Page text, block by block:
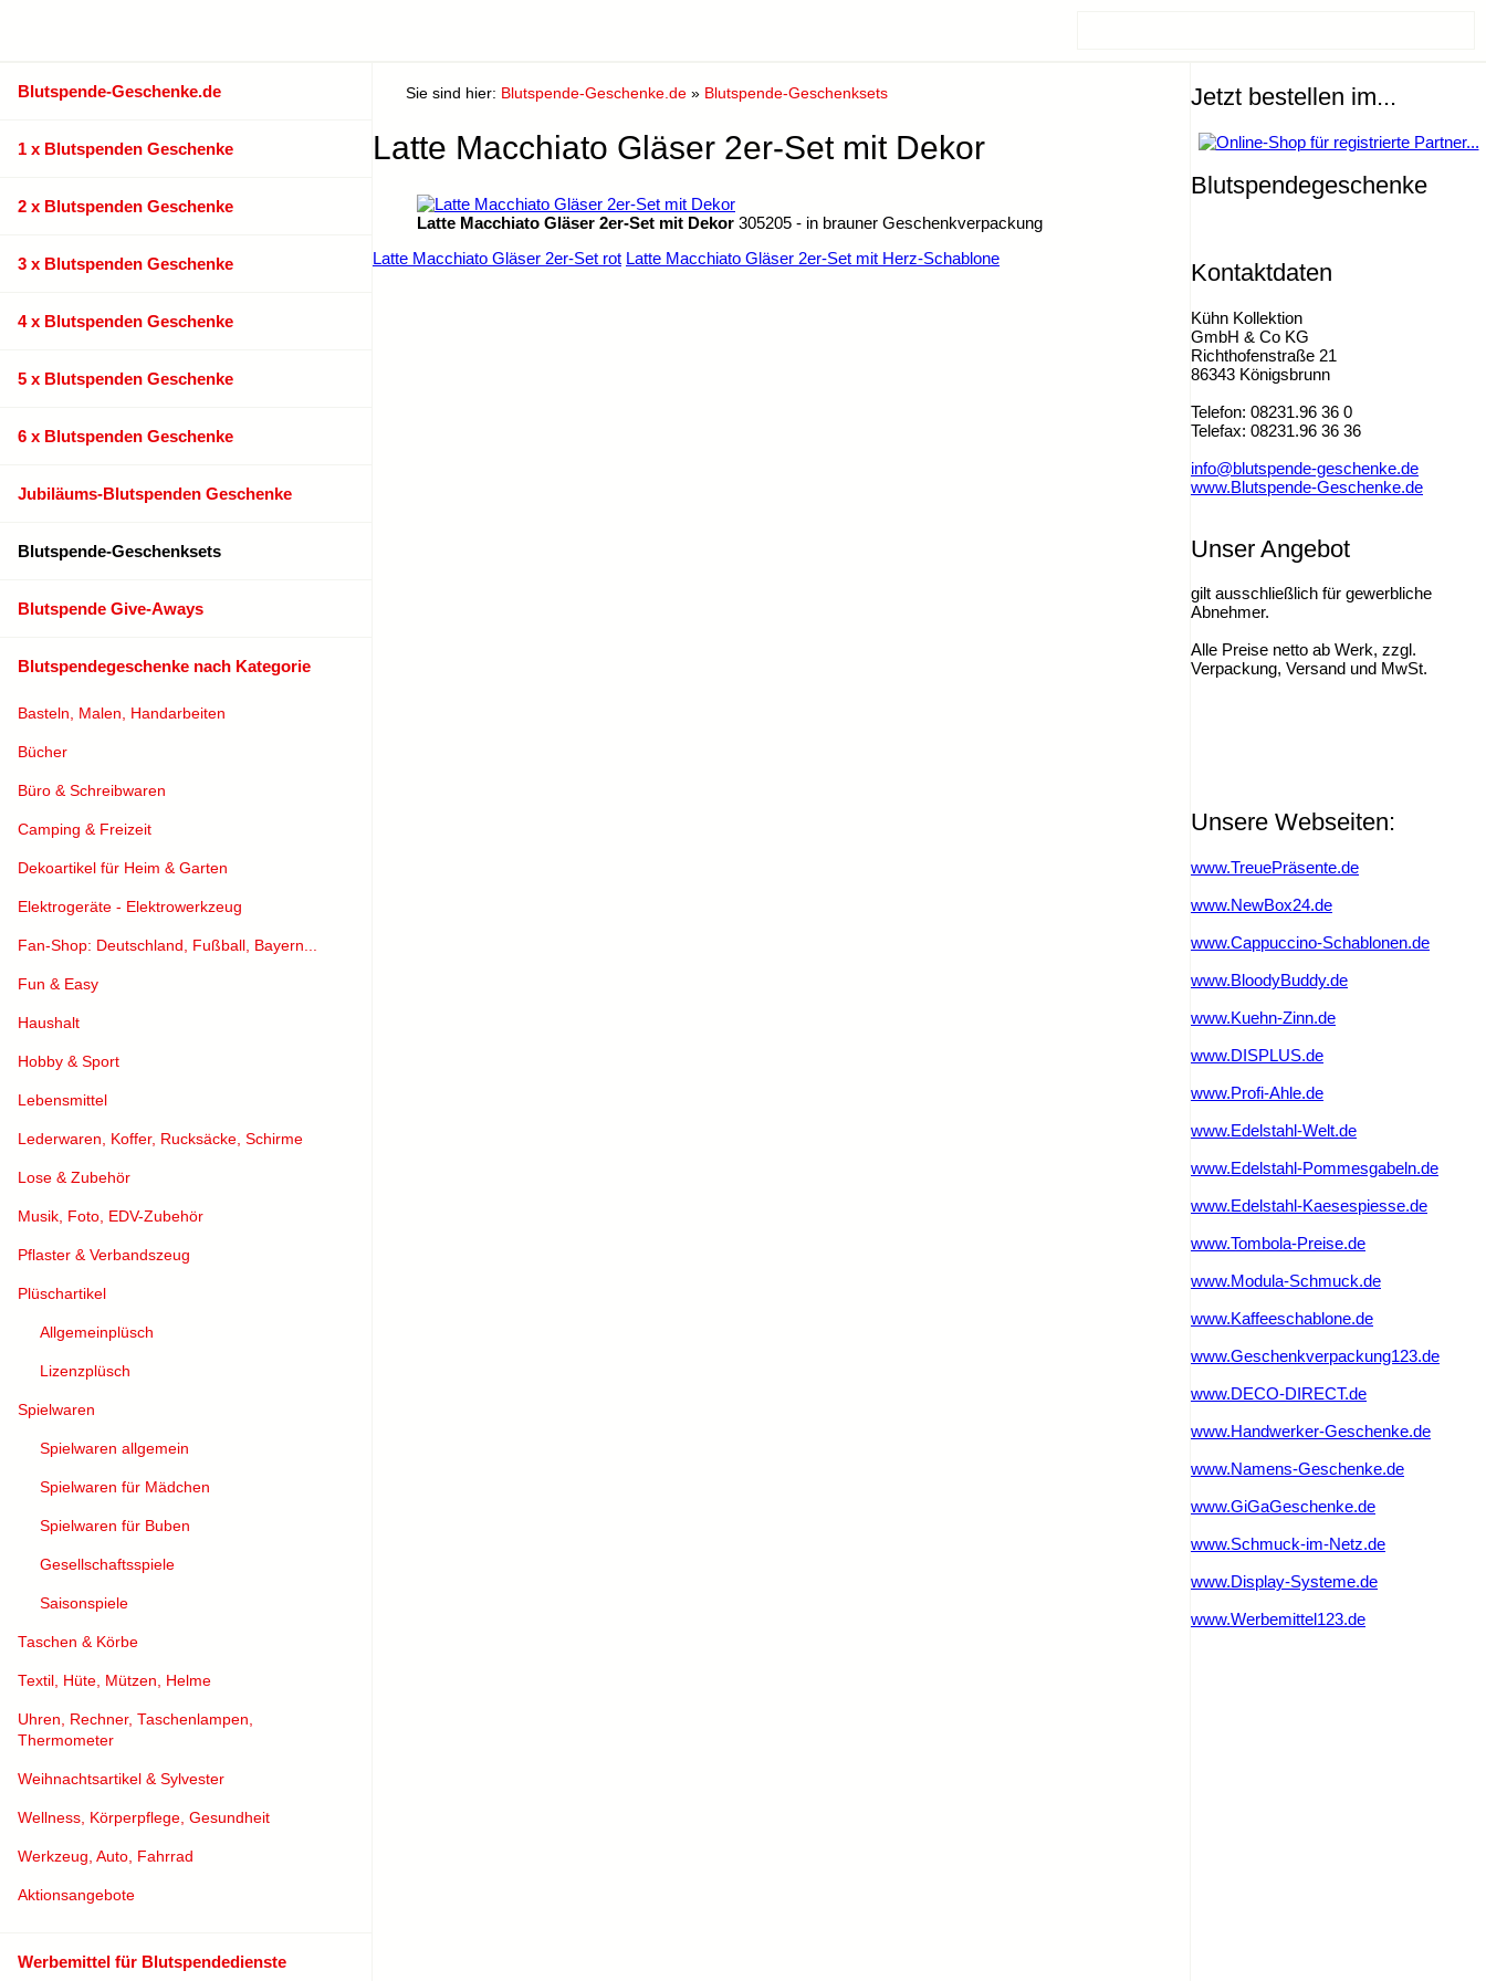
Blutspende-Geschenke.de
1 x Blutspenden Geschenke
2 x Blutspenden Geschenke
3 x Blutspenden Geschenke
4 x Blutspenden Geschenke
5 x Blutspenden Geschenke
6 x Blutspenden Geschenke
Jubiläums-Blutspenden Geschenke
Blutspende-Geschenksets
Blutspende Give-Aways
Blutspendegeschenke nach Kategorie
Basteln, Malen, Handarbeiten
Bücher
Büro & Schreibwaren
Camping & Freizeit
Dekoartikel für Heim & Garten
Elektrogeräte - Elektrowerkzeug
Fan-Shop: Deutschland, Fußball, Bayern...
Fun & Easy
Haushalt
Hobby & Sport
Lebensmittel
Lederwaren, Koffer, Rucksäcke, Schirme
Lose & Zubehör
Musik, Foto, EDV-Zubehör
Pflaster & Verbandszeug
Plüschartikel
Allgemeinplüsch
Lizenzplüsch
Spielwaren
Spielwaren allgemein
Spielwaren für Mädchen
Spielwaren für Buben
Gesellschaftsspiele
Saisonspiele
Taschen & Körbe
Textil, Hüte, Mützen, Helme
Uhren, Rechner, Taschenlampen,
Thermometer
Weihnachtsartikel & Sylvester
Wellness, Körperpflege, Gesundheit
Werkzeug, Auto, Fahrrad
Aktionsangebote
Werbemittel für Blutspendedienste
Sie sind hier: Blutspende-Geschenke.de » Blutspende-Geschenksets
Latte Macchiato Gläser 2er-Set mit Dekor
Latte Macchiato Gläser 2er-Set mit Dekor 305205 - in brauner Geschenkverpackung
Latte Macchiato Gläser 2er-Set rot Latte Macchiato Gläser 2er-Set mit Herz-Schablone
Jetzt bestellen im...
Blutspendegeschenke
Kontaktdaten
Kühn Kollektion
GmbH & Co KG
Richthofenstraße 21
86343 Königsbrunn
Telefon: 08231.96 36 0
Telefax: 08231.96 36 36
info@blutspende-geschenke.de
www.Blutspende-Geschenke.de
Unser Angebot
gilt ausschließlich für gewerbliche
Abnehmer.
Alle Preise netto ab Werk, zzgl.
Verpackung, Versand und MwSt.
Unsere Webseiten:
www.TreuePräsente.de
www.NewBox24.de
www.Cappuccino-Schablonen.de
www.BloodyBuddy.de
www.Kuehn-Zinn.de
www.DISPLUS.de
www.Profi-Ahle.de
www.Edelstahl-Welt.de
www.Edelstahl-Pommesgabeln.de
www.Edelstahl-Kaesespiesse.de
www.Tombola-Preise.de
www.Modula-Schmuck.de
www.Kaffeeschablone.de
www.Geschenkverpackung123.de
www.DECO-DIRECT.de
www.Handwerker-Geschenke.de
www.Namens-Geschenke.de
www.GiGaGeschenke.de
www.Schmuck-im-Netz.de
www.Display-Systeme.de
www.Werbemittel123.de